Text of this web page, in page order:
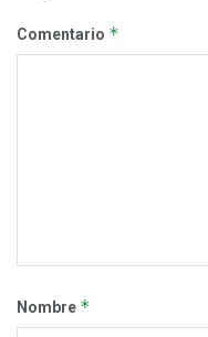
Comentario *
Nombre *